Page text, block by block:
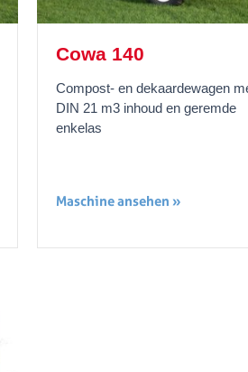
Cowa 140
Compost- en dekaardewagen
DIN 21 m3 inhoud en geremde
enkelas
Maschine ansehen »